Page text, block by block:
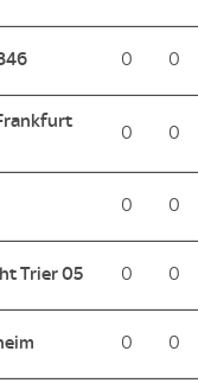
0 0
0 0
0 0
Trier 05 0 0
0 0